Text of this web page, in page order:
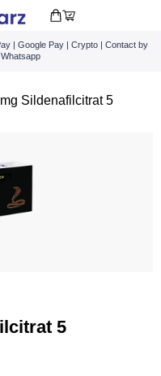
| Google Pay | Crypto | Contact by
Whatsapp
Sildenafilcitrat 5
5